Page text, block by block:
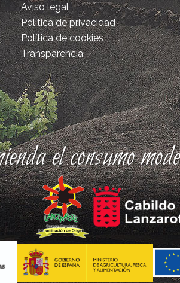
Aviso legal
Política de privacidad
Política de cookies
Transparencia
el consumo